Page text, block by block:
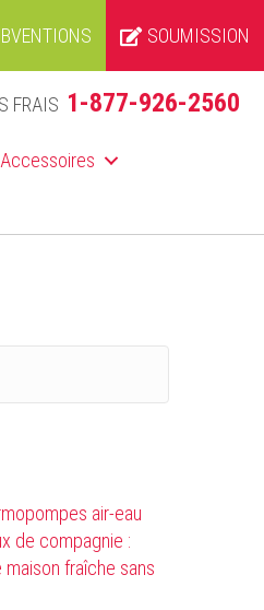
SOUMISSION
FRAIS 1-877-926-2560
Accessoires
air-eau
de compagnie :
fraîche sans